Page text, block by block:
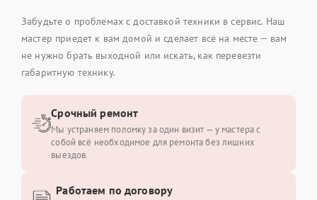
Забудьте о проблемах с доставкой техники в сервис. Наш
мастер приедет к вам домой и сделает всё на месте — вам
не нужно брать выходной или искать, как перевезти
габаритную технику.
Срочный ремонт
Мы устраняем поломку за один визит — у мастера с
собой всё необходимое для ремонта без лишних
выездов.
Работаем по договору